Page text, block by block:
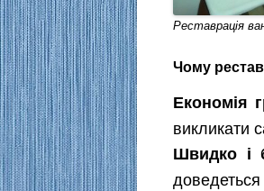
Реставрація
Чому
Економія
викликати
Швидко і
доведеться